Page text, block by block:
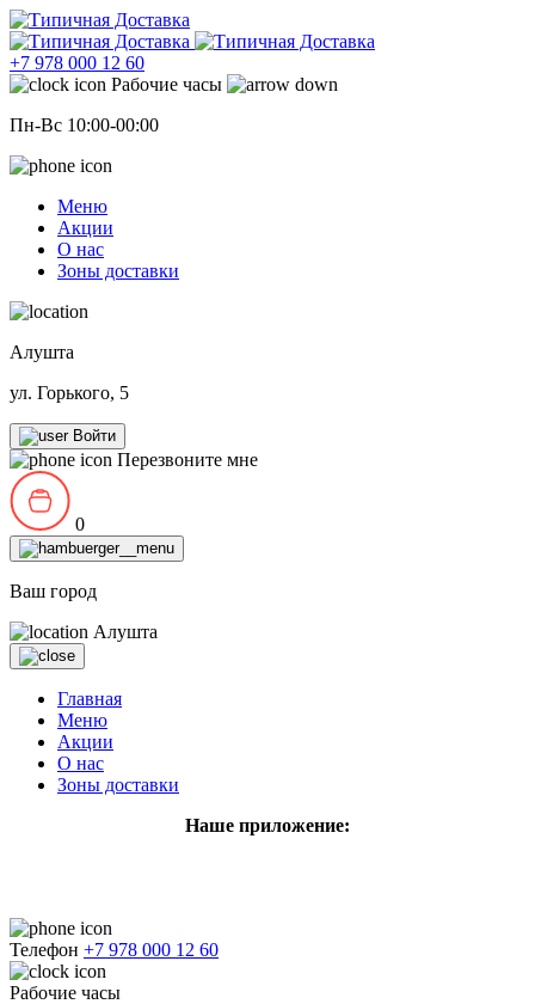
+7 978 000 12 60
Рабочие часы
Пн-Вс 10:00-00:00
Меню
Акции
О нас
Зоны доставки
Алушта
ул. Горького, 5
Войти
Перезвоните мне
0
Ваш город
Алушта
Главная
Меню
Акции
О нас
Зоны доставки
Наше приложение:
Телефон +7 978 000 12 60
Рабочие часы